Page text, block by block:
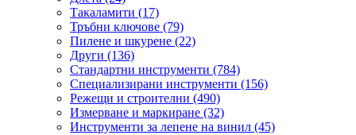
Такаламити (17)
Тръбни ключове (79)
Пилене и шкурене (22)
Други (136)
Стандартни инструменти (784)
Специализирани инструменти (156)
Режещи и строителни (490)
Измерване и маркиране (32)
Инструменти за лепене на винил (45)